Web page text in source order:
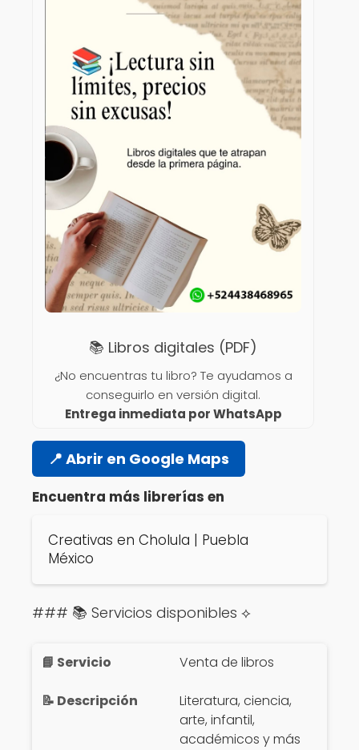
📚 Libros digitales (PDF)
¿No encuentras tu libro? Te ayudamos a
conseguirlo en versión digital.
Entrega inmediata por WhatsApp
📍 Abrir en Google Maps
Encuentra más librerías en
Creativas en Cholula | Puebla
México
### 📚 Servicios disponibles ⟡
Venta de libros
Literatura, ciencia,
arte, infantil,
académicos y más